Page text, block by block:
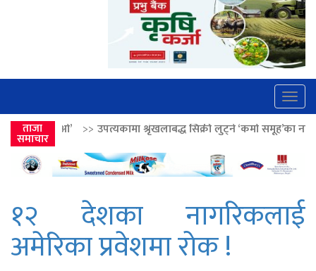
ताजा
समाचार
श्रृंखलाबद्ध सिक्री लुट्ने ‘कर्मा समूह’का नाइकेसहित पाँच पक्राउ >>
१२ देशका नागरिकलाई
अमेरिका प्रवेशमा रोक !